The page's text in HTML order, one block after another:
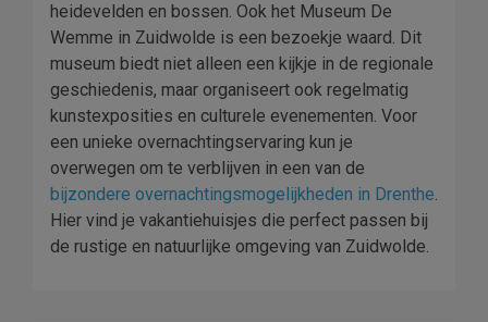
heidevelden en bossen. Ook het Museum De
Wemme in Zuidwolde is een bezoekje waard. Dit
museum biedt niet alleen een kijkje in de regionale
geschiedenis, maar organiseert ook regelmatig
kunstexposities en culturele evenementen. Voor
een unieke overnachtingservaring kun je
overwegen om te verblijven in een van de
bijzondere overnachtingsmogelijkheden in Drenthe.
Hier vind je vakantiehuisjes die perfect passen bij
de rustige en natuurlijke omgeving van Zuidwolde.